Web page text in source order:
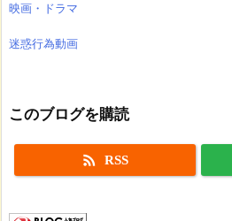
映画・ドラマ
迷惑行為動画
このブログを購読
 RSS